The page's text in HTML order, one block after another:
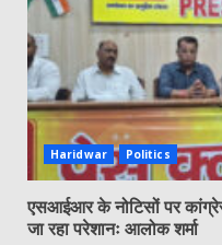
Haridwar Politics
एसआईआर के नोटिसों पर
जा रहा परेशानः आलोक शर्मा